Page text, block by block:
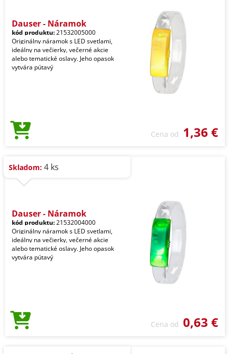
Dauser - Náramok
kód produktu:21532005000
Originálny náramok s LED svetlami,
ideálny na večierky, večerné akcie
alebo tematické oslavy. Jeho opasok
vytvára pútavý
Cena od 1,36 €
Skladom: 4 ks
Dauser - Náramok
kód produktu:21532004000
Originálny náramok s LED svetlami,
ideálny na večierky, večerné akcie
alebo tematické oslavy. Jeho opasok
vytvára pútavý
Cena od 0,63 €